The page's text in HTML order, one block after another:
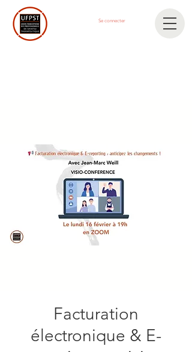
Se connecter
Facturation
électronique & E-